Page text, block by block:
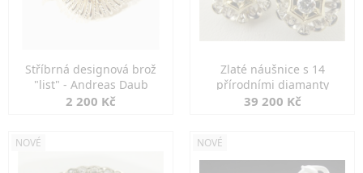
Stříbrná designová brož
"list" - Andreas Daub
2 200 Kč
Zlaté náušnice s 14
přírodními diamanty
39 200 Kč
NOVÉ NOVÉ